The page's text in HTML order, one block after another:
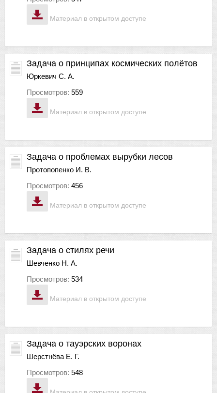
Материал в открытом доступе
Материал в открытом доступе
Задача о принципах космических полётов
Юркевич С. А.
Просмотров: 559
Материал в открытом доступе
Задача о проблемах вырубки лесов
Протопопенко И. В.
Просмотров: 456
Материал в открытом доступе
Задача о стилях речи
Шевченко Н. А.
Просмотров: 534
Задача о тауэрских воронах
Шерстнёва Е. Г.
Просмотров: 548